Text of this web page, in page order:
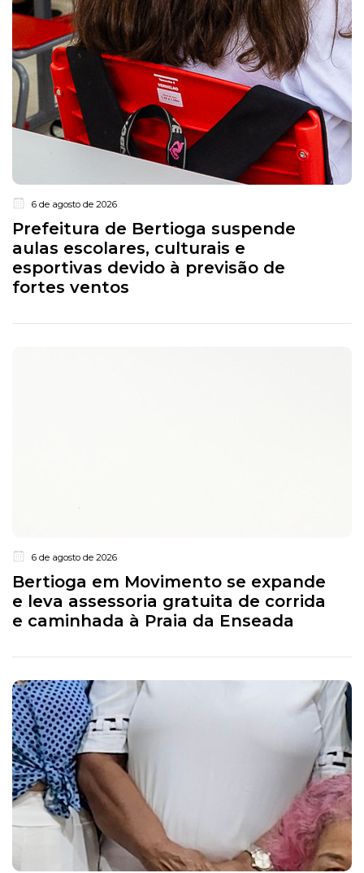
6 de agosto de 2026
Prefeitura de Bertioga suspende
aulas escolares, culturais e
esportivas devido à previsão de
fortes ventos
6 de agosto de 2026
Bertioga em Movimento se expande
e leva assessoria gratuita de corrida
e caminhada à Praia da Enseada